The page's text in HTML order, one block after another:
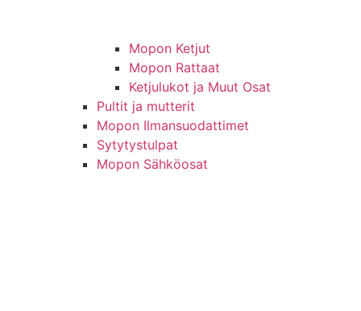
Mopon Ketjut
Mopon Rattaat
Ketjulukot ja Muut Osat
Pultit ja mutterit
Mopon Ilmansuodattimet
Sytytystulpat
Mopon Sähköosat